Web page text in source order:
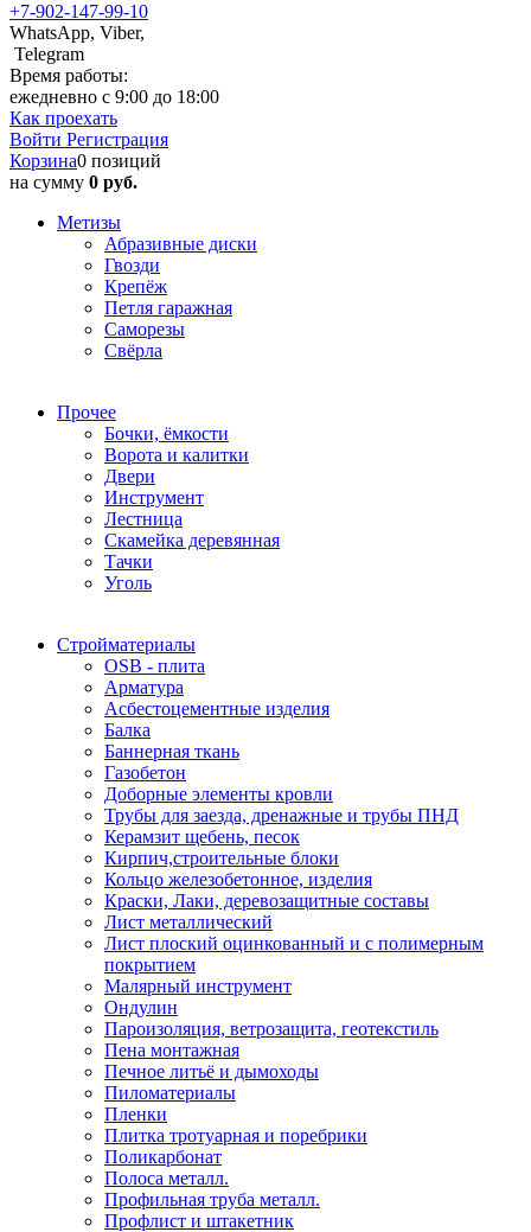
+7-902-147-99-10
WhatsApp, Viber,
Telegram
Время работы:
ежедневно с 9:00 до 18:00
Как проехать
Войти Регистрация
Корзина0 позиций
на сумму 0 руб.
Метизы
Абразивные диски
Гвозди
Крепёж
Петля гаражная
Саморезы
Свёрла
Прочее
Бочки, ёмкости
Ворота и калитки
Двери
Инструмент
Лестница
Скамейка деревянная
Тачки
Уголь
Стройматериалы
OSB - плита
Арматура
Асбестоцементные изделия
Балка
Баннерная ткань
Газобетон
Доборные элементы кровли
Трубы для заезда, дренажные и трубы ПНД
Керамзит щебень, песок
Кирпич,строительные блоки
Кольцо железобетонное, изделия
Краски, Лаки, деревозащитные составы
Лист металлический
Лист плоский оцинкованный и с полимерным
покрытием
Малярный инструмент
Ондулин
Пароизоляция, ветрозащита, геотекстиль
Пена монтажная
Печное литьё и дымоходы
Пиломатериалы
Пленки
Плитка тротуарная и поребрики
Поликарбонат
Полоса металл.
Профильная труба металл.
Профлист и штакетник